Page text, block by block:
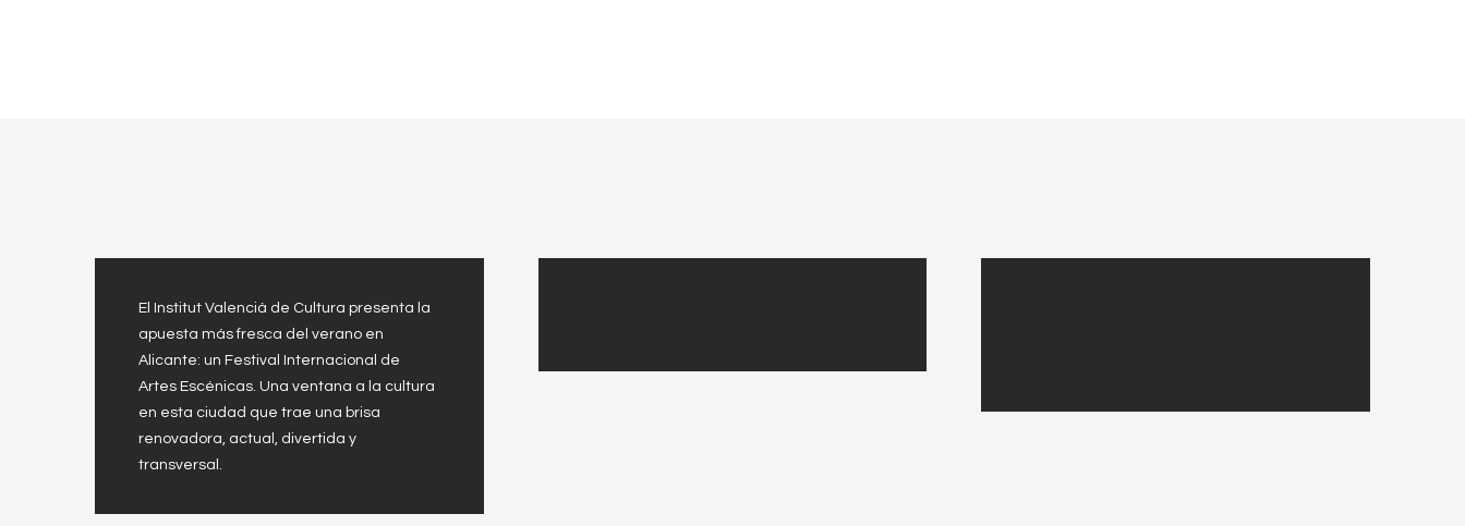
El Institut Valencià de Cultura presenta la
apuesta más fresca del verano en
Alicante: un Festival Internacional de
Artes Escénicas. Una ventana a la cultura
en esta ciudad que trae una brisa
renovadora, actual, divertida y
transversal.